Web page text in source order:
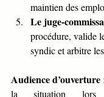
maintien des
Le juge-
procédure, valide
syndic et arbitre
Audience d’ouverture
la situation lors